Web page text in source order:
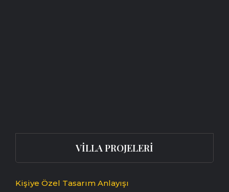
VİLLA PROJELERİ
Kişiye Özel Tasarım Anlayışı